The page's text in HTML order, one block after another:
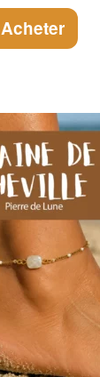
Acheter